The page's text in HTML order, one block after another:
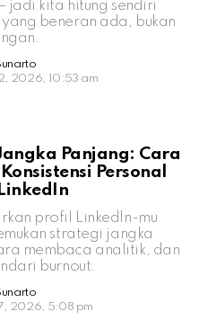
jadi kita hitung sendiri
beneran ada, bukan
2026, 10:53 am
Panjang: Cara
Personal
profil LinkedIn-mu
strategi jangka
membaca analitik, dan
burnout.
2026, 5:08 pm